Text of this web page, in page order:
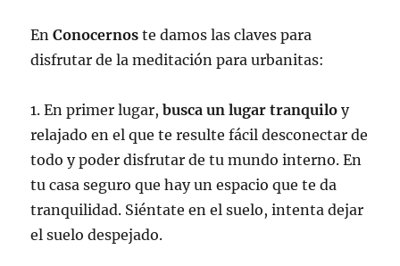
EnConocernos te damos las claves para
disfrutar de la meditación para urbanitas:
1. En primer lugar,busca un lugar tranquilo y
relajado en el que te resulte fácil desconectar de
todo y poder disfrutar de tu mundo interno. En
tu casa seguro que hay un espacio que te da
tranquilidad. Siéntate en el suelo, intenta dejar
el suelo despejado.